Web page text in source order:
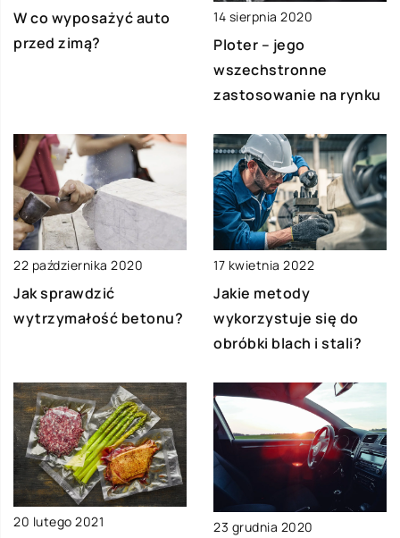
W co wyposażyć auto
przed zimą?
14 sierpnia 2020
Ploter – jego
wszechstronne
zastosowanie na rynku
22 października 2020
Jak sprawdzić
wytrzymałość betonu?
17 kwietnia 2022
Jakie metody
wykorzystuje się do
obróbki blach i stali?
20 lutego 2021 23 grudnia 2020